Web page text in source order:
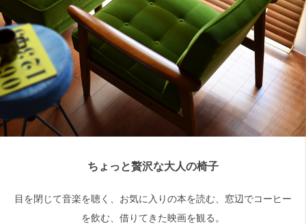
検索
ちょっと贅沢な大人の椅子
目を閉じて音楽を聴く、お気に入りの本を読む、窓辺でコーヒー
を飲む、借りてきた映画を観る。